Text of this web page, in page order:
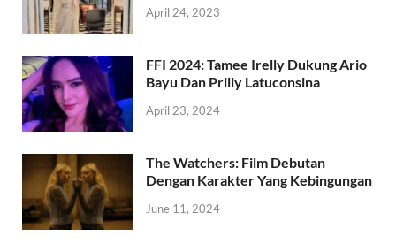
April 24, 2023
FFI 2024: Tamee Irelly Dukung Ario
Bayu Dan Prilly Latuconsina
April 23, 2024
The Watchers: Film Debutan
Dengan Karakter Yang Kebingungan
June 11, 2024